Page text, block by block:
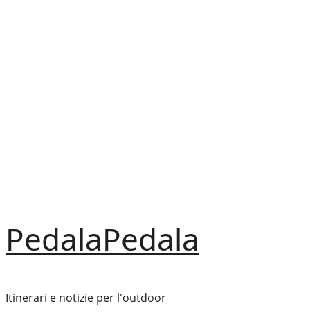
PedalaPedala
Itinerari e notizie per l'outdoor